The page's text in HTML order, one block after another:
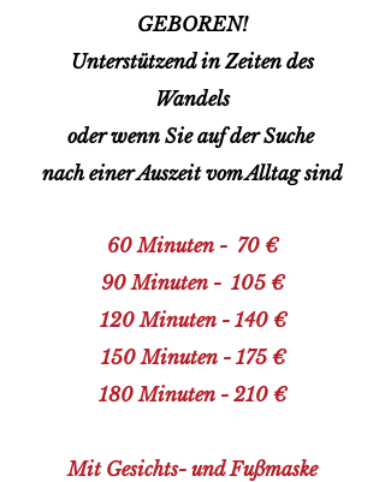
GEBOREN!
Unterstützend in Zeiten des
Wandels
oder wenn Sie auf der Suche
nach einer Auszeit vom Alltag sind
60 Minuten - 70 €
90 Minuten - 105 €
120 Minuten - 140 €
150 Minuten - 175 €
180 Minuten - 210 €
​Mit Gesichts- und Fußmaske